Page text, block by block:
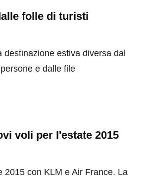
folle di turisti
estiva diversa dal
e dalle file
voli per l'estate 2015
2015 con KLM e Air France. La